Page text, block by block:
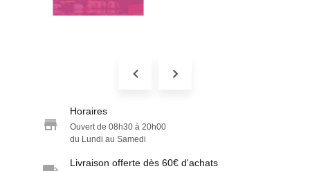
Horaires
Ouvert de 08h30 à 20h00
du Lundi au Samedi
Livraison offerte dès 60€ d'achats